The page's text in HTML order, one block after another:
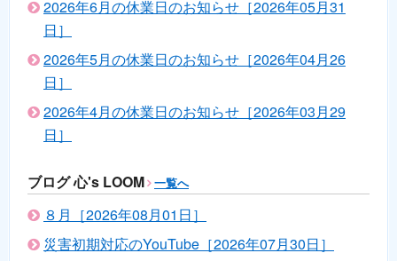
2026年6月の休業日のお知らせ［2026年05月31
日］
2026年5月の休業日のお知らせ［2026年04月26
日］
2026年4月の休業日のお知らせ［2026年03月29
日］
ブログ 心's LOOM 一覧へ
８月［2026年08月01日］
災害初期対応のYouTube［2026年07月30日］